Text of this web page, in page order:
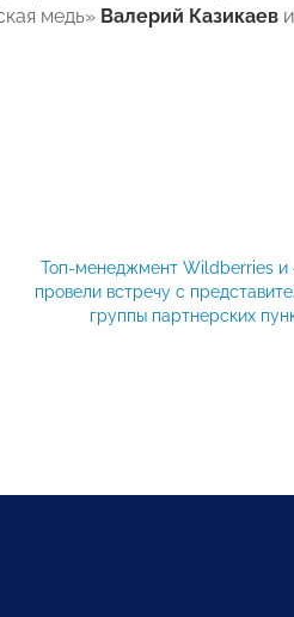
медь» Валерий Казикаев
Топ-менеджмент Wildberries
провели встречу с
группы партнерских